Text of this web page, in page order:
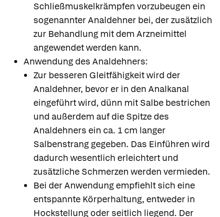
Schließmuskelkrämpfen vorzubeugen ein
sogenannter Analdehner bei, der zusätzlich
zur Behandlung mit dem Arzneimittel
angewendet werden kann.
Anwendung des Analdehners:
Zur besseren Gleitfähigkeit wird der
Analdehner, bevor er in den Analkanal
eingeführt wird, dünn mit Salbe bestrichen
und außerdem auf die Spitze des
Analdehners ein ca. 1 cm langer
Salbenstrang gegeben. Das Einführen wird
dadurch wesentlich erleichtert und
zusätzliche Schmerzen werden vermieden.
Bei der Anwendung empfiehlt sich eine
entspannte Körperhaltung, entweder in
Hockstellung oder seitlich liegend. Der